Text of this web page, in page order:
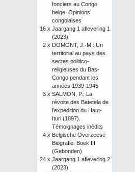
fonciers au Congo
belge. Opinions
congolaises
16 x Jaargang 1 aflevering 1
(2023)
2 x DOMONT, J.-M.: Un
territorial au pays des
sectes politico-
religieuses du Bas-
Congo pendant les
années 1939-1945
3 x SALMON, P.: La
révolte des Batetela de
l’expédition du Haut-
Ituri (1897).
Témoignages inédits
4 x Belgische Overzeese
Biografie: Boek III
(Gebonden)
24 x Jaargang 1 aflevering 2
(2023)